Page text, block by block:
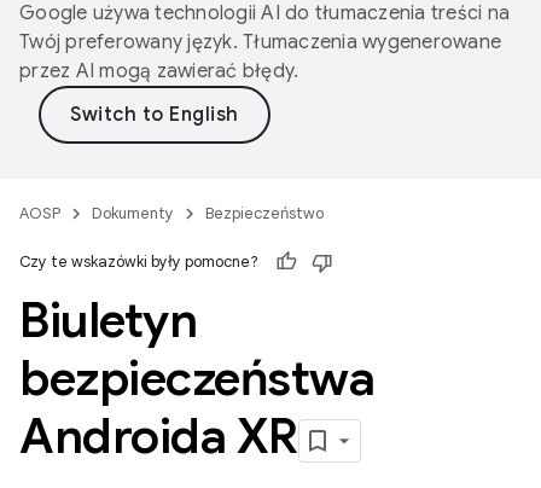
Google używa technologii AI do tłumaczenia treści na
Twój preferowany język. Tłumaczenia wygenerowane
przez AI mogą zawierać błędy.
AOSP Dokumenty Bezpieczeństwo
Czy te wskazówki były pomocne?
Biuletyn
bezpieczeństwa
Androida XR